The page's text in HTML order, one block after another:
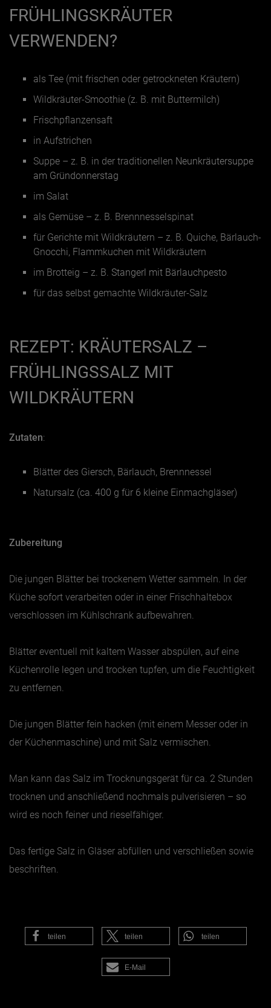
FRÜHLINGSKRÄUTER
VERWENDEN?
als Tee (mit frischen oder getrockneten Kräutern)
Wildkräuter-Smoothie (z. B. mit Buttermilch)
Frischpflanzensaft
in Aufstrichen
Suppe – z. B. in der traditionellen Neunkräutersuppe
am Gründonnerstag
im Salat
als Gemüse – z. B. Brennnesselspinat
für Gerichte mit Wildkräutern – z. B. Quiche, Bärlauch-
Gnocchi, Flammkuchen mit Wildkräutern
im Brotteig – z. B. Stangerl mit Bärlauchpesto
für das selbst gemachte Wildkräuter-Salz
REZEPT: KRÄUTERSALZ –
FRÜHLINGSSALZ MIT
WILDKRÄUTERN
Zutaten:
Blätter des Giersch, Bärlauch, Brennnessel
Natursalz (ca. 400 g für 6 kleine Einmachgläser)
Zubereitung
Die jungen Blätter bei trockenem Wetter sammeln. In der
Küche sofort verarbeiten oder in einer Frischhaltebox
verschlossen im Kühlschrank aufbewahren.
Blätter eventuell mit kaltem Wasser abspülen, auf eine
Küchenrolle legen und trocken tupfen, um die Feuchtigkeit
zu entfernen.
Die jungen Blätter fein hacken (mit einem Messer oder in
der Küchenmaschine) und mit Salz vermischen.
Man kann das Salz im Trocknungsgerät für ca. 2 Stunden
trocknen und anschließend nochmals pulverisieren – so
wird es noch feiner und rieselfähiger.
Das fertige Salz in Gläser abfüllen und verschließen sowie
beschriften.
teilen teilen teilen
E-Mail